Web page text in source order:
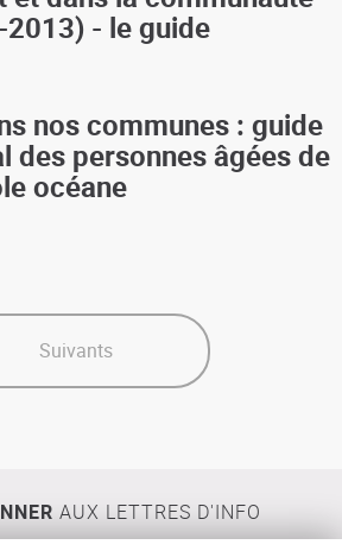
- le guide
nos communes : guide
des personnes âgées de
océane
Suivants
AUX LETTRES D'INFO